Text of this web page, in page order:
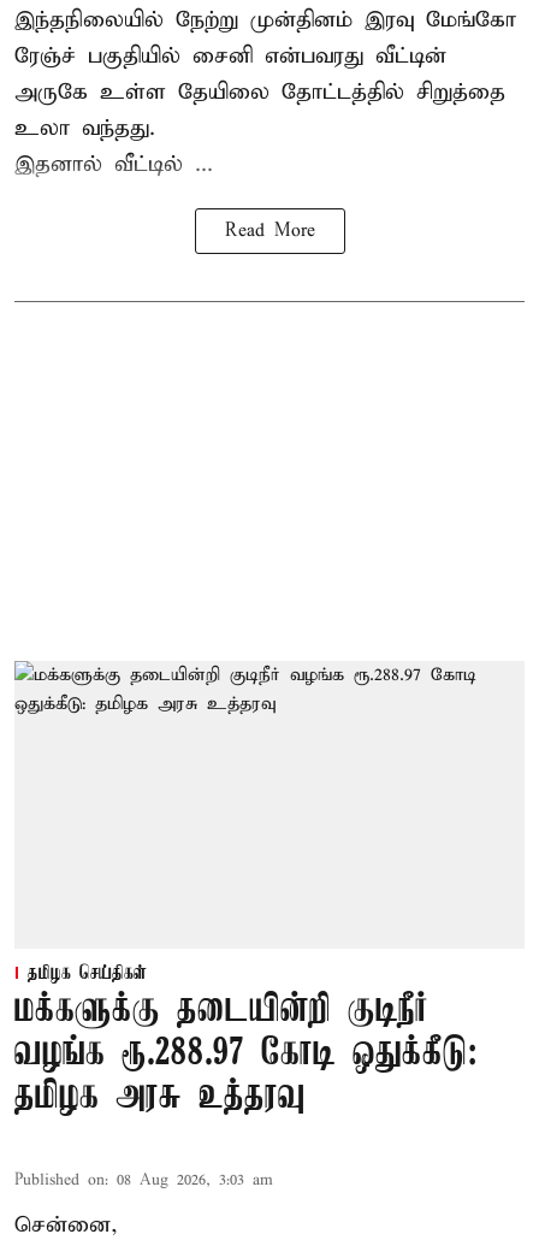
இந்தநிலையில் நேற்று முன்தினம் இரவு மேங்கோ
ரேஞ்ச் பகுதியில் சைனி என்பவரது வீட்டின்
அருகே உள்ள தேயிலை தோட்டத்தில் சிறுத்தை
உலா வந்தது.
இதனால் வீட்டில் ...
Read More
தமிழக செய்திகள்
மக்களுக்கு தடையின்றி குடிநீர்
வழங்க ரூ.288.97 கோடி ஒதுக்கீடு:
தமிழக அரசு உத்தரவு
Published on: 08 Aug 2026, 3:03 am
சென்னை,